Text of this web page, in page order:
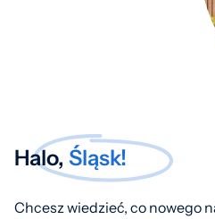
Halo, Śląsk!
Chcesz wiedzieć, co nowego